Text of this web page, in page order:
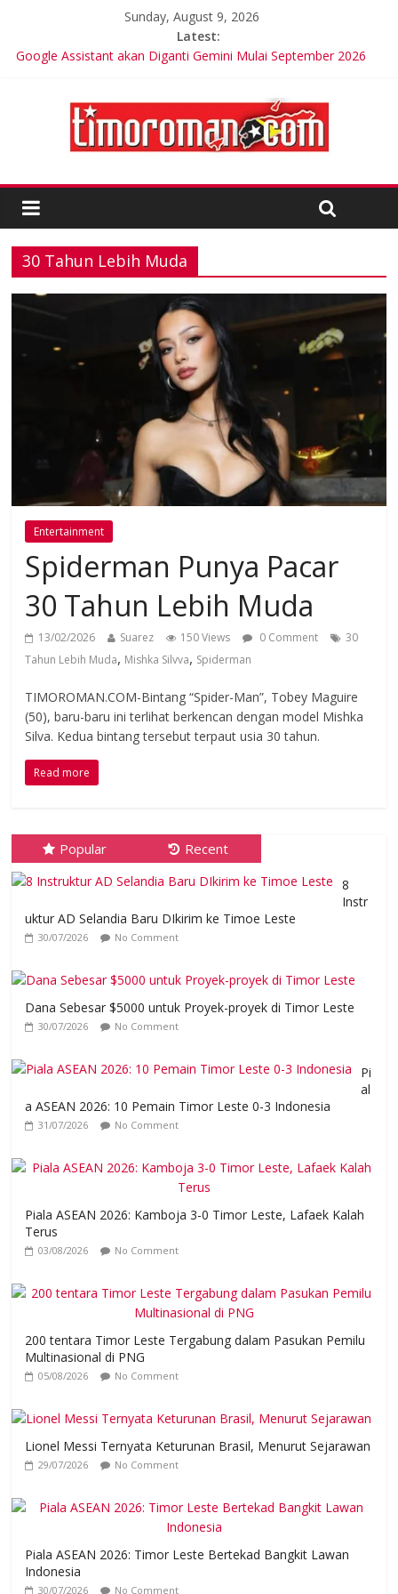
Sunday, August 9, 2026
Latest:
Google Assistant akan Diganti Gemini Mulai September 2026
Timor-Leste Meluncurkan Kabel Bawah Laut Internasional
Friends of Lacluta Bangga Membina Kepemimpinan Lokal di
Timor Leste
30 Tahun Lebih Muda
Entertainment
Spiderman Punya Pacar
30 Tahun Lebih Muda
13/02/2026 Suarez 150 Views 0 Comment
30
Tahun Lebih Muda, Mishka Silvva, Spiderman
TIMOROMAN.COM-Bintang “Spider-Man”, Tobey Maguire
(50), baru-baru ini terlihat berkencan dengan model Mishka
Silva. Kedua bintang tersebut terpaut usia 30 tahun.
Read more
Popular Recent
8
Instr
uktur AD Selandia Baru DIkirim ke Timoe Leste
30/07/2026 No Comment
Dana Sebesar $5000 untuk Proyek-proyek di Timor Leste
30/07/2026 No Comment
Pi
al
a ASEAN 2026: 10 Pemain Timor Leste 0-3 Indonesia
31/07/2026 No Comment
Piala ASEAN 2026: Kamboja 3-0 Timor Leste, Lafaek Kalah
Terus
03/08/2026 No Comment
200 tentara Timor Leste Tergabung dalam Pasukan Pemilu
Multinasional di PNG
05/08/2026 No Comment
Lionel Messi Ternyata Keturunan Brasil, Menurut Sejarawan
29/07/2026 No Comment
Piala ASEAN 2026: Timor Leste Bertekad Bangkit Lawan
Indonesia
30/07/2026 No Comment